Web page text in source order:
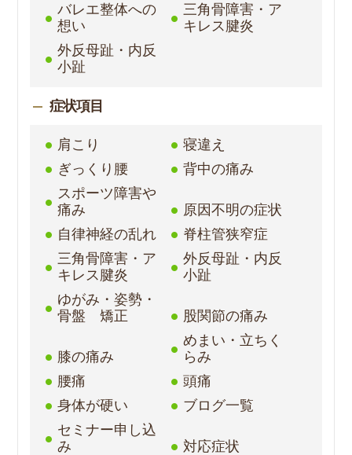
バレエ整体への
想い
三角骨障害・ア
キレス腱炎
外反母趾・内反
小趾
症状項目
肩こり
寝違え
ぎっくり腰
背中の痛み
スポーツ障害や
痛み
原因不明の症状
自律神経の乱れ
脊柱管狭窄症
三角骨障害・ア
キレス腱炎
外反母趾・内反
小趾
ゆがみ・姿勢・
骨盤 矯正
股関節の痛み
膝の痛み
めまい・立ちく
らみ
腰痛
頭痛
身体が硬い
ブログ一覧
セミナー申し込
み
対応症状